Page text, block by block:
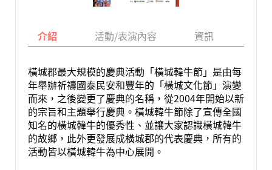
介紹 活動/表演內容 資訊
橫城郡最大規模的慶典活動「橫城韓牛節」是由每
年舉辦祈禱國泰民安和豐年的「橫城文化節」演變
而來，之後變更了慶典的名稱，從2004年開始以新
的宗旨和主題舉行慶典。橫城韓牛節除了宣傳全國
知名的橫城韓牛的優秀性、並讓大家認識橫城韓牛
的故鄉，此外更發展成橫城郡的代表慶典，所有的
活動皆以橫城韓牛為中心展開。